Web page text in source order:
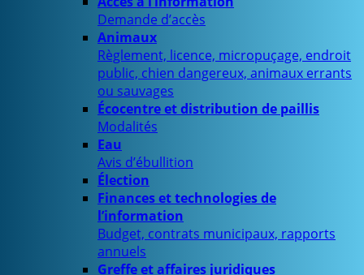
Demande d’accès
Animaux
Règlement, licence, micropuçage, endroit
public, chien dangereux, animaux errants
ou sauvages
Écocentre et distribution de paillis
Modalités
Eau
Avis d’ébullition
Élection
Finances et technologies de
l’information
Budget, contrats municipaux, rapports
annuels
Greffe et affaires juridiques